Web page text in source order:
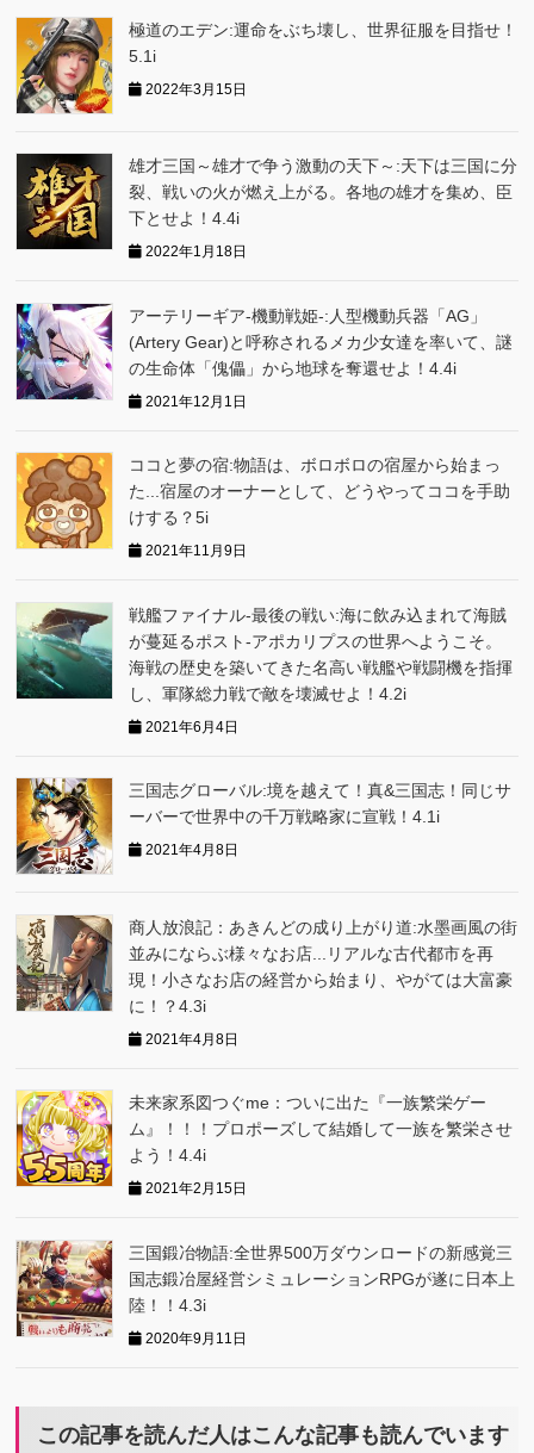
極道のエデン:運命をぶち壊し、世界征服を目指せ！
5.1i
2022年3月15日
雄才三国～雄才で争う激動の天下～:天下は三国に分
裂、戦いの火が燃え上がる。各地の雄才を集め、臣
下とせよ！4.4i
2022年1月18日
アーテリーギア-機動戦姫-:人型機動兵器「AG」
(Artery Gear)と呼称されるメカ少女達を率いて、謎
の生命体「傀儡」から地球を奪還せよ！4.4i
2021年12月1日
ココと夢の宿:物語は、ボロボロの宿屋から始まっ
た...宿屋のオーナーとして、どうやってココを手助
けする？5i
2021年11月9日
戦艦ファイナル-最後の戦い:海に飲み込まれて海賊
が蔓延るポスト-アポカリプスの世界へようこそ。
海戦の歴史を築いてきた名高い戦艦や戦闘機を指揮
し、軍隊総力戦で敵を壊滅せよ！4.2i
2021年6月4日
三国志グローバ‪ル:境を越えて！真&三国志！同じサ
ーバーで世界中の千万戦略家に宣戦！4.1i
2021年4月8日
商人放浪記：あきんどの成り上がり道:水墨画風の街
並みにならぶ様々なお店...リアルな古代都市を再
現！小さなお店の経営から始まり、やがては大富豪
に！？4.3i
2021年4月8日
未来家系図つぐme：ついに出た『一族繁栄ゲー
ム』！！！プロポーズして結婚して一族を繁栄させ
よう！4.4i
2021年2月15日
三国鍛冶物語:全世界500万ダウンロードの新感覚三
国志鍛冶屋経営シミュレーションRPGが遂に日本上
陸！！4.3i
2020年9月11日
この記事を読んだ人はこんな記事も読んでいます